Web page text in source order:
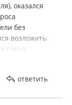
оказался
без
возложить
также
оказалось
То
ответить